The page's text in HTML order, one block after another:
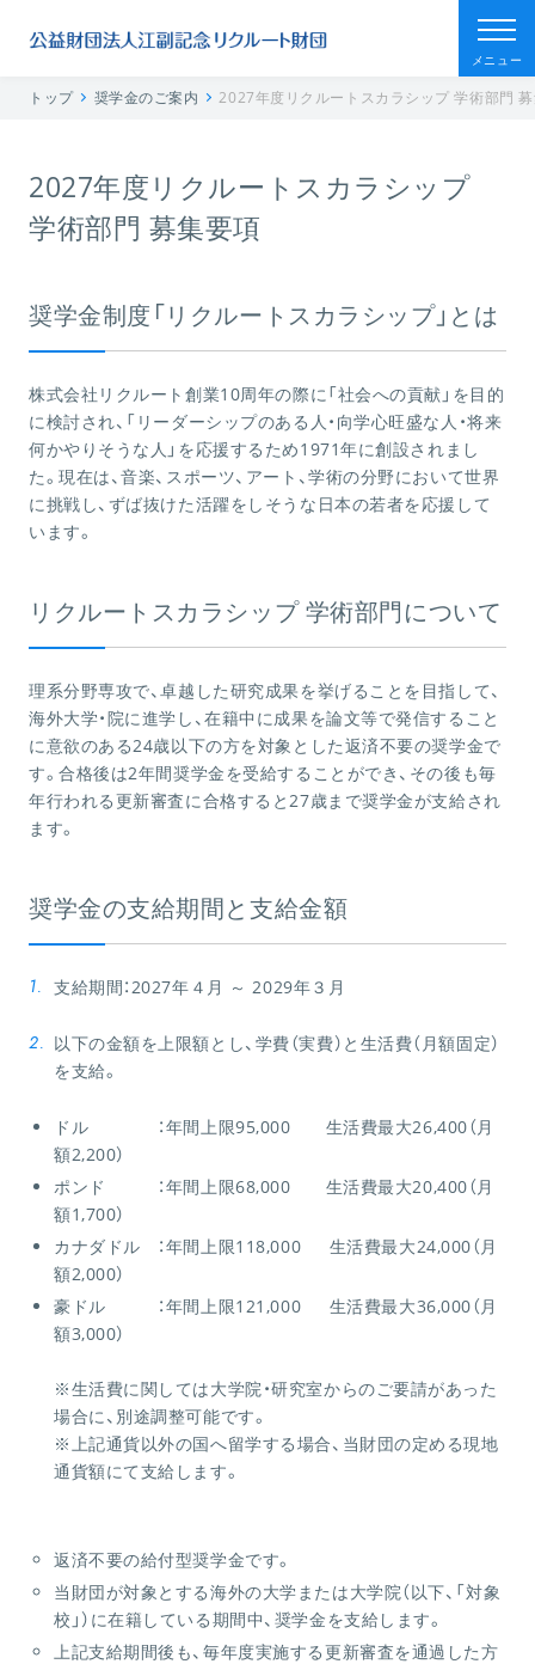
メニュー
トップ 奨学金のご案内 2027年度リクルートスカラシップ 学術部門
2027年度リクルートスカラシップ
学術部門 募集要項
奨学金制度「リクルートスカラシップ」とは
株式会社リクルート創業10周年の際に「社会への貢献」を目的
に検討され、「リーダーシップのある人・向学心旺盛な人・将来
何かやりそうな人」を応援するため1971年に創設されまし
た。現在は、音楽、スポーツ、アート、学術の分野において世界
に挑戦し、ずば抜けた活躍をしそうな日本の若者を応援して
います。
リクルートスカラシップ 学術部門について
理系分野専攻で、卓越した研究成果を挙げることを目指して、
海外大学・院に進学し、在籍中に成果を論文等で発信すること
に意欲のある24歳以下の方を対象とした返済不要の奨学金で
す。合格後は2年間奨学金を受給することができ、その後も毎
年行われる更新審査に合格すると27歳まで奨学金が支給され
ます。
奨学金の支給期間と支給金額
支給期間：2027年４月 ～ 2029年３月
以下の金額を上限額とし、学費（実費）と生活費（月額固定）
を支給。
ドル ：年間上限95,000 生活費最大26,400（月
額2,200）
ポンド ：年間上限68,000 生活費最大20,400（月
額1,700）
カナダドル ：年間上限118,000 生活費最大24,000（月
額2,000）
豪ドル ：年間上限121,000 生活費最大36,000（月
額3,000）
※生活費に関しては大学院・研究室からのご要請があった
場合に、別途調整可能です。
※上記通貨以外の国へ留学する場合、当財団の定める現地
通貨額にて支給します。
返済不要の給付型奨学金です。
当財団が対象とする海外の大学または大学院（以下、「対象
校」）に在籍している期間中、奨学金を支給します。
上記支給期間後も、毎年度実施する更新審査を通過した方